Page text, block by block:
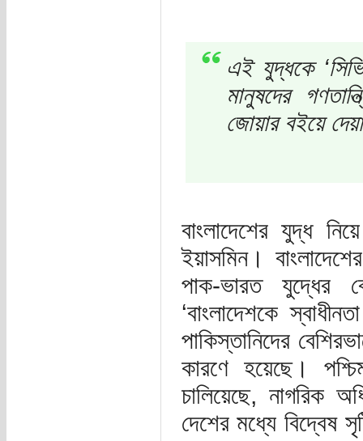
এই যুদ্ধকে
মানুষদের
জোয়ার বইয়ে
বাংলাদেশের যুদ্ধ
ইয়াসমিন।
পাক-ভারত যুদ্ধের
‘বাংলাদেশকে
পাকিস্তানিদের
কারণে হয়েছে।
চালিয়েছে, নাগরিক
দেশের মধ্যে বিদ্বেষ